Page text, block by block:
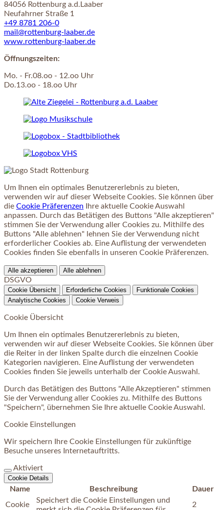
84056 Rottenburg a.d.Laaber
Neufahrner Straße 1
+49 8781 206-0
mail@rottenburg-laaber.de
www.rottenburg-laaber.de
Öffnungszeiten:
Mo. - Fr.08.oo - 12.oo Uhr
Do.13.oo - 18.oo Uhr
Um Ihnen ein optimales Benutzererlebnis zu bieten,
verwenden wir auf dieser Webseite Cookies. Sie können über
die Cookie Präferenzen Ihre aktuelle Cookie Auswahl
anpassen. Durch das Betätigen des Buttons "Alle akzeptieren"
stimmen Sie der Verwendung aller Cookies zu. Mithilfe des
Buttons "Alle ablehnen" lehnen Sie der Verwendung nicht
erforderlicher Cookies ab. Eine Auflistung der verwendeten
Cookies finden Sie ebenfalls in unseren Cookie Präferenzen.
Alle akzeptieren Alle ablehnen
DSGVO
Cookie Übersicht Erforderliche Cookies
Funktionale Cookies
Analytische Cookies
Cookie Verweis
Cookie Übersicht
Um Ihnen ein optimales Benutzererlebnis zu bieten,
verwenden wir auf dieser Webseite Cookies. Sie können über
die Reiter in der linken Spalte durch die einzelnen Cookie
Kategorien navigieren. Eine Auflistung der verwendeten
Cookies finden Sie jeweils unterhalb der Cookie Auswahl.
Durch das Betätigen des Buttons "Alle Akzeptieren" stimmen
Sie der Verwendung aller Cookies zu. Mithilfe des Buttons
"Speichern", übernehmen Sie Ihre aktuelle Cookie Auswahl.
Cookie Einstellungen
Wir speichern Ihre Cookie Einstellungen für zukünftige
Besuche unseres Internetauftritts.
Aktiviert
Cookie Details
Name Beschreibung
Dauer
Cookie
Speichert die Cookie Einstellungen und
2